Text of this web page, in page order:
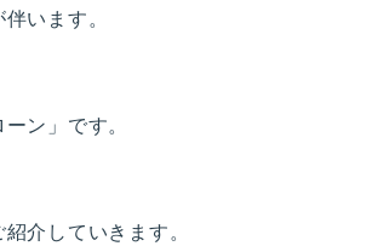
います。
ン」です。
介していきます。